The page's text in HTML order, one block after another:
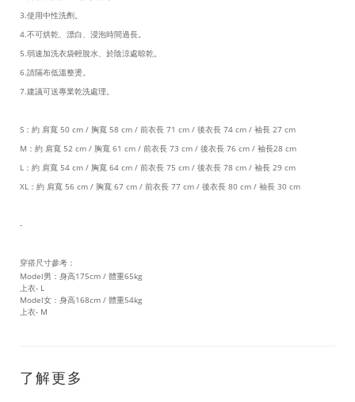
3.使用中性洗劑。
4.不可烘乾、漂白、浸泡時間過長。
5.弱速加洗衣袋輕脫水、於陰涼處晾乾。
6.請隔布低溫整燙。
7.建議可送專業乾洗處理。
S：約 肩寬 50 cm / 胸寬 58 cm / 前衣長 71 cm / 後衣長 74 cm / 袖長 27 cm
M：約 肩寬 52 cm / 胸寬 61 cm / 前衣長 73 cm / 後衣長 76 cm / 袖長28 cm
L：約 肩寬 54 cm / 胸寬 64 cm / 前衣長 75 cm / 後衣長 78 cm / 袖長 29 cm
XL：約 肩寬 56 cm / 胸寬 67 cm / 前衣長 77 cm / 後衣長 80 cm / 袖長 30 cm
-
穿搭尺寸參考：
Model男：身高175cm / 體重65kg
上衣- L
Model女：身高168cm / 體重54kg
上衣- M
了解更多